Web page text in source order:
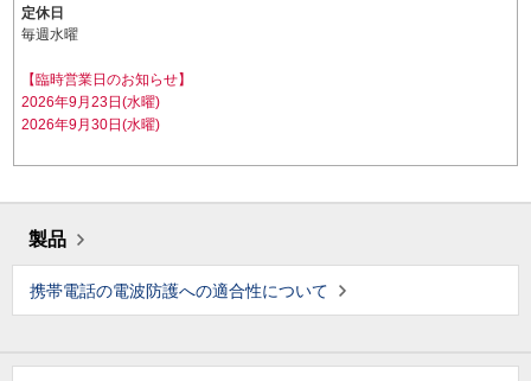
定休日
毎週水曜
【臨時営業日のお知らせ】
2026年9月23日(水曜)
2026年9月30日(水曜)
製品
携帯電話の電波防護への適合性について